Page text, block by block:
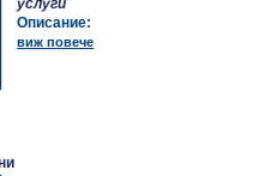
Описание:
виж повече